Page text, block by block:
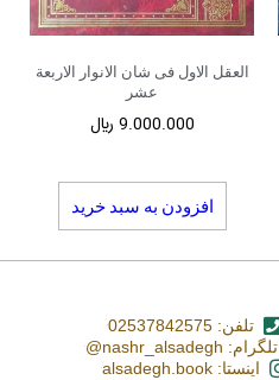
العقل الاول فی شان الانوار الاربعة
عشر
9.000.000 ﷼
افزودن به سبد خرید
تلفن: 02537842575
تلگرام: nashr_alsadegh@
اینستا: alsadegh.book